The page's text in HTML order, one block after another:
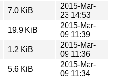
7.0 KiB
2015-Mar-
23 14:53
19.9 KiB
2015-Mar-
09 11:39
1.2 KiB
2015-Mar-
09 11:36
5.6 KiB
2015-Mar-
09 11:34